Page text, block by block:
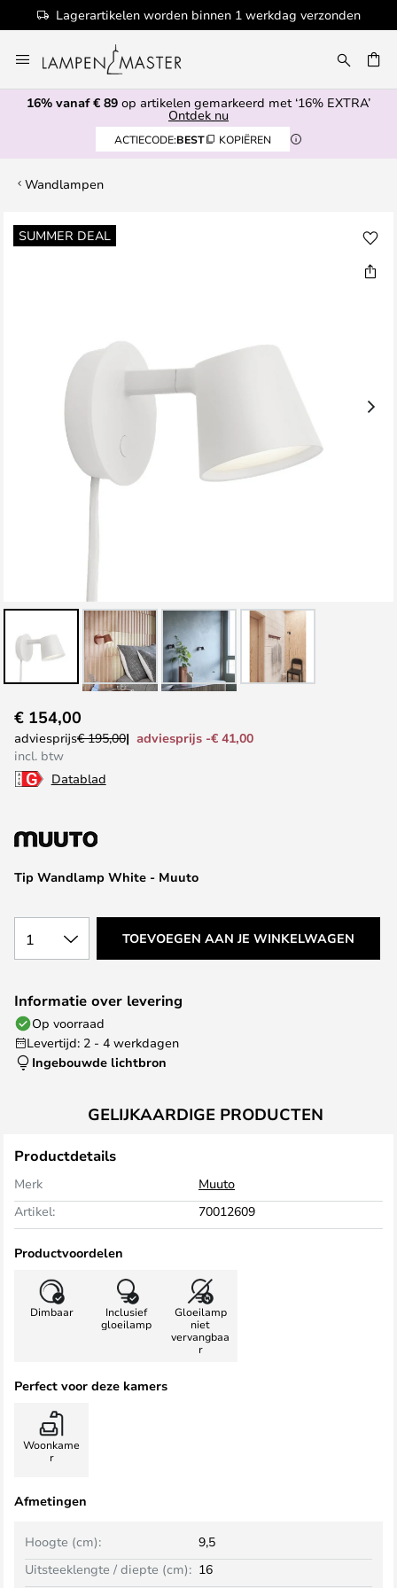
Lagerartikelen worden binnen 1 werkdag verzonden
naar
de
inhoud
16% vanaf € 89 op artikelen gemarkeerd met ‘16% EXTRA’
Ontdek nu
ACTIECODE:BEST KOPIËREN
Wandlampen
SUMMER DEAL
Ga
naar
afbeeldingen-
naar
het
begin
van
afbeeldingen-
Tip Wandlamp White - Muuto
€ 154,00
adviesprijs€ 195,00
adviesprijs -€ 41,00
incl. btw
Datablad
1 TOEVOEGEN AAN JE WINKELWAGEN
Informatie over levering
Op voorraad
Levertijd: 2 - 4 werkdagen
Ingebouwde lichtbron
GELIJKAARDIGE PRODUCTEN
Productdetails
Merk
Muuto
Artikel:
70012609
Productvoordelen
Dimbaar
Inclusief
gloeilamp
Gloeilamp
niet
vervangbaa
r
Perfect voor deze kamers
Woonkame
r
Afmetingen
Hoogte (cm):
9,5
Uitsteeklengte / diepte (cm): 16